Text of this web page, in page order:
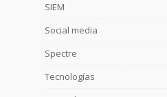
SIEM
Social media
Spectre
Tecnologías